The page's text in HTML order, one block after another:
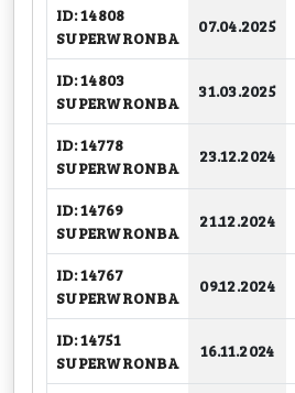
ID: 14808
SUPERWRONBA
07.04.2025
ID: 14803
SUPERWRONBA
31.03.2025
ID: 14778
SUPERWRONBA
23.12.2024
ID: 14769
SUPERWRONBA
21.12.2024
ID: 14767
SUPERWRONBA
09.12.2024
ID: 14751
SUPERWRONBA
16.11.2024